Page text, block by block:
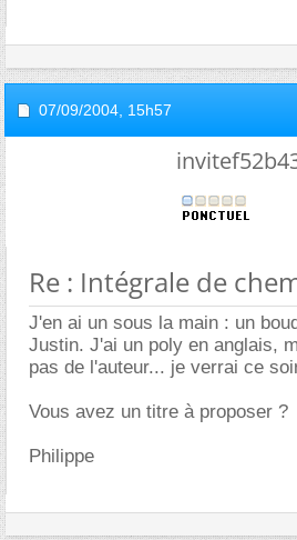
07/09/2004, 15h57
Re : Intégrale de
J'en ai un sous la main : un
Justin. J'ai un poly en anglais,
pas de l'auteur... je verrai ce
Vous avez un titre à proposer ?
Philippe